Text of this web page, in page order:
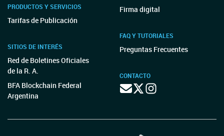
PRODUCTOS Y SERVICIOS
Tarifas de Publicación
SITIOS DE INTERÉS
Red de Boletines Oficiales
de la R. A.
BFA Blockchain Federal
Argentina
Firma digital
FAQ Y TUTORIALES
Preguntas Frecuentes
CONTACTO